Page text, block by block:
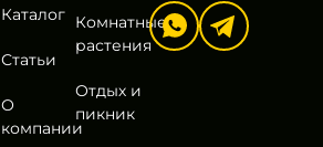
Каталог
Статьи
О
компании
Комнатные
растения
Отдых и
пикник